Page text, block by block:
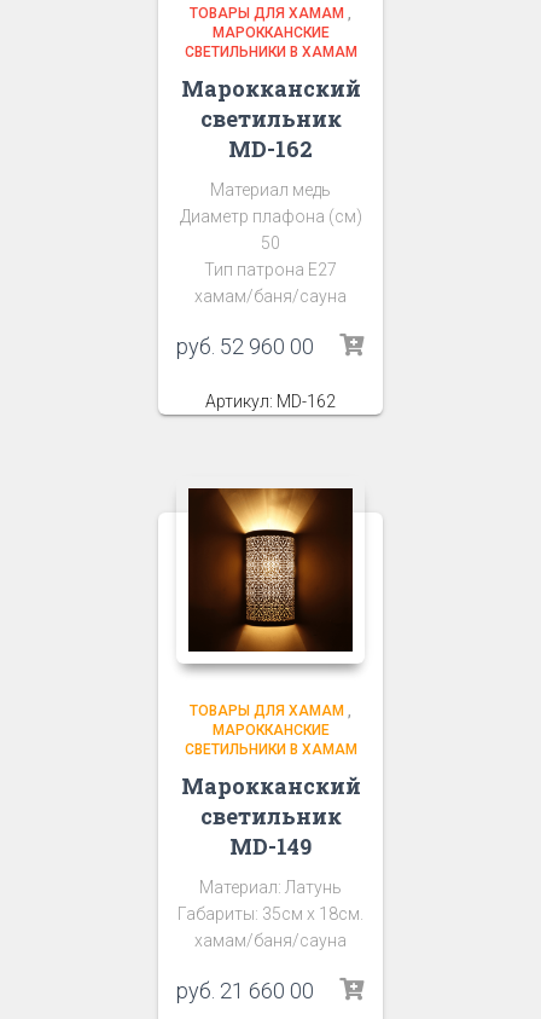
ТОВАРЫ ДЛЯ ХАМАМ ,
МАРОККАНСКИЕ
СВЕТИЛЬНИКИ В ХАМАМ
Марокканский
светильник
MD-162
Материал медь
Диаметр плафона (см)
50
Тип патрона Е27
хамам/баня/сауна
руб. 52 960 00
Артикул: MD-162
ТОВАРЫ ДЛЯ ХАМАМ ,
МАРОККАНСКИЕ
СВЕТИЛЬНИКИ В ХАМАМ
Марокканский
светильник
MD-149
Материал: Латунь
Габариты: 35см х 18см.
хамам/баня/сауна
руб. 21 660 00